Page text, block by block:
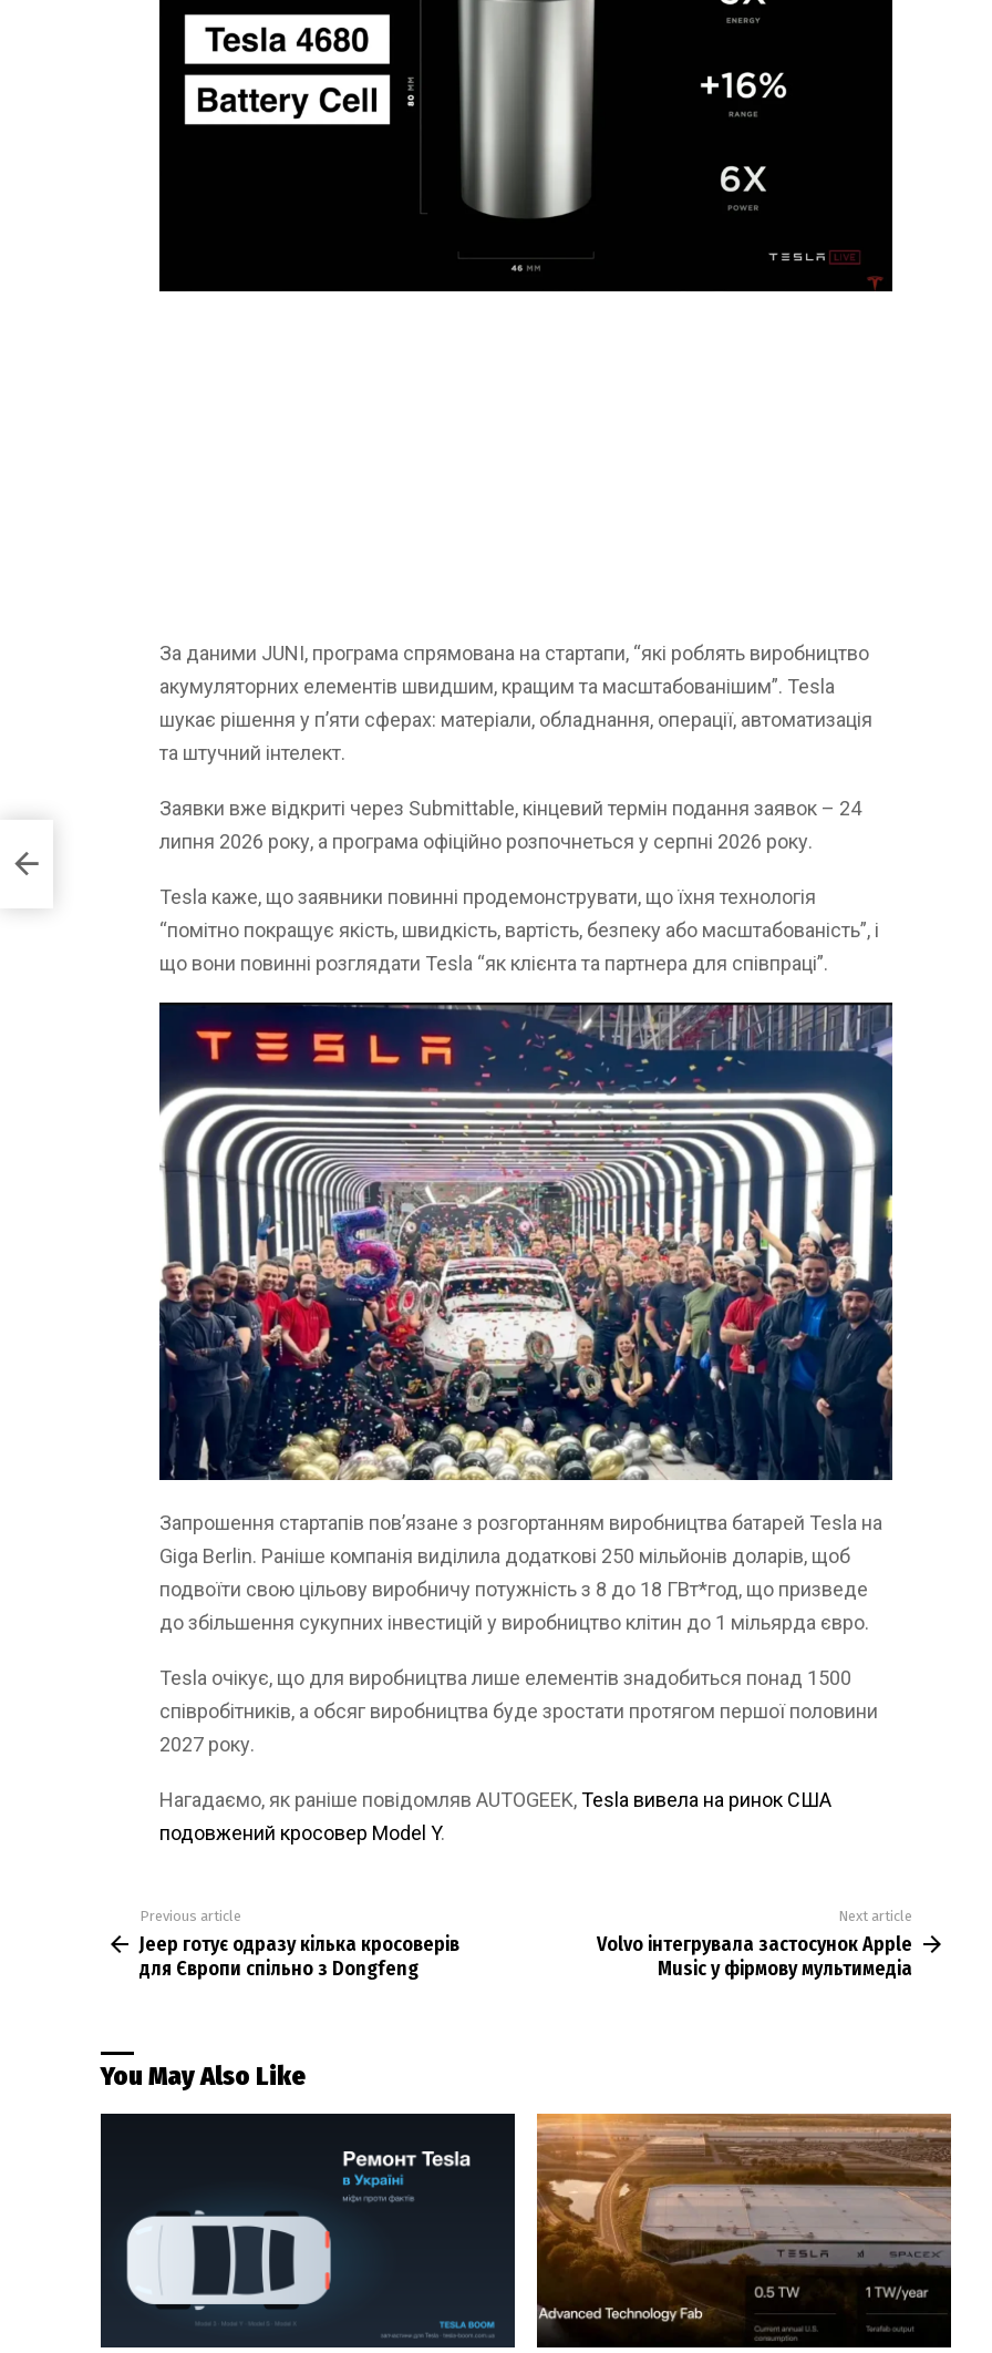
За даними JUNI, програма спрямована на стартапи, “які роблять виробництво
акумуляторних елементів швидшим, кращим та масштабованішим”. Tesla
шукає рішення у п’яти сферах: матеріали, обладнання, операції, автоматизація
та штучний інтелект.
Заявки вже відкриті через Submittable, кінцевий термін подання заявок – 24
липня 2026 року, а програма офіційно розпочнеться у серпні 2026 року.
Tesla каже, що заявники повинні продемонструвати, що їхня технологія
“помітно покращує якість, швидкість, вартість, безпеку або масштабованість”, і
що вони повинні розглядати Tesla “як клієнта та партнера для співпраці”.
Запрошення стартапів пов’язане з розгортанням виробництва батарей Tesla на
Giga Berlin. Раніше компанія виділила додаткові 250 мільйонів доларів, щоб
подвоїти свою цільову виробничу потужність з 8 до 18 ГВт*год, що призведе
до збільшення сукупних інвестицій у виробництво клітин до 1 мільярда євро.
Tesla очікує, що для виробництва лише елементів знадобиться понад 1500
співробітників, а обсяг виробництва буде зростати протягом першої половини
2027 року.
Нагадаємо, як раніше повідомляв AUTOGEEK,Tesla вивела на ринок США
подовжений кросовер Model Y.
more
Previous article
Jeep готує одразу кілька кросоверів
для Європи спільно з Dongfeng
Next article
Volvo інтегрувала застосунок Apple
Music у фірмову мультимедіа
You May Also Like